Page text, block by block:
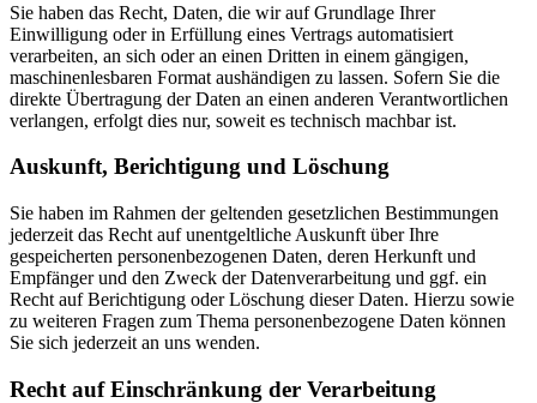
Sie haben das Recht, Daten, die wir auf Grundlage Ihrer
Einwilligung oder in Erfüllung eines Vertrags automatisiert
verarbeiten, an sich oder an einen Dritten in einem gängigen,
maschinenlesbaren Format aushändigen zu lassen. Sofern Sie die
direkte Übertragung der Daten an einen anderen Verantwortlichen
verlangen, erfolgt dies nur, soweit es technisch machbar ist.
Auskunft, Berichtigung und Löschung
Sie haben im Rahmen der geltenden gesetzlichen Bestimmungen
jederzeit das Recht auf unentgeltliche Auskunft über Ihre
gespeicherten personenbezogenen Daten, deren Herkunft und
Empfänger und den Zweck der Datenverarbeitung und ggf. ein
Recht auf Berichtigung oder Löschung dieser Daten. Hierzu sowie
zu weiteren Fragen zum Thema personenbezogene Daten können
Sie sich jederzeit an uns wenden.
Recht auf Einschränkung der Verarbeitung